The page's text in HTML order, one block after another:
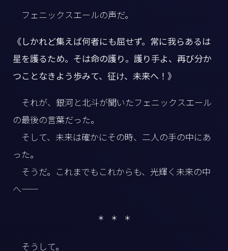
フェニックスエールの声だ。
《しかれど集えば何者にも屈せず。常に我らあるは
星を護るため。そは命の護り。護り手よ、再び分か
つことなきよう歩みて、征け、未来へ！》
それが、銀河と北斗が聞いたフェニックスエール
の最後の言葉だった。
そして、未来は確かにその時、二人の手の中にあ
った。
そうだ。これまでもこれからも、光輝く未来の中
へ――
＊ ＊ ＊
そうして。